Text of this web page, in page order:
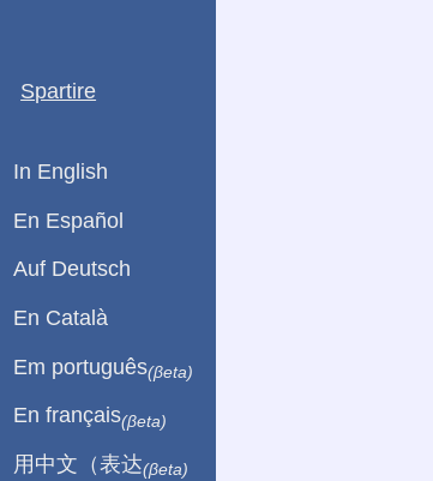
Spartire
In English
En Español
Auf Deutsch
En Català
Em português(βeta)
En français(βeta)
用中文（表达(βeta)